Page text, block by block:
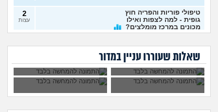
טיפולי פוריות והפריה חוץ
גופית - למה לצפות ואילו
מכונים במרכז מומלצים?
2
עצות
היחידה מה"חבורת בנות"
שבהריון. עצובה מזה
(מילה, בת 17) עצות
שאלות שעוררו עניין במדור
יש לו אחים ואמא עם
הפלה?
עברתי 3 הפלות,
מישהי שעברה
פונדקאות?
בהריון אבל לא בטוחה
בכלל שרוצה עוד ילד,
מה יכולות להיות
ההשלכות?
בהריון ומרגישה
מיותר ומיושן.
דעתכם?